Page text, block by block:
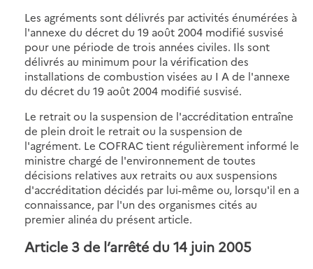
Les agréments sont délivrés par activités énumérées à
l'annexe du décret du 19 août 2004 modifié susvisé
pour une période de trois années civiles. Ils sont
délivrés au minimum pour la vérification des
installations de combustion visées au I A de l'annexe
du décret du 19 août 2004 modifié susvisé.
Le retrait ou la suspension de l'accréditation entraîne
de plein droit le retrait ou la suspension de
l'agrément. Le COFRAC tient régulièrement informé le
ministre chargé de l'environnement de toutes
décisions relatives aux retraits ou aux suspensions
d'accréditation décidés par lui-même ou, lorsqu'il en a
connaissance, par l'un des organismes cités au
premier alinéa du présent article.
Article 3 de l’arrêté du 14 juin 2005